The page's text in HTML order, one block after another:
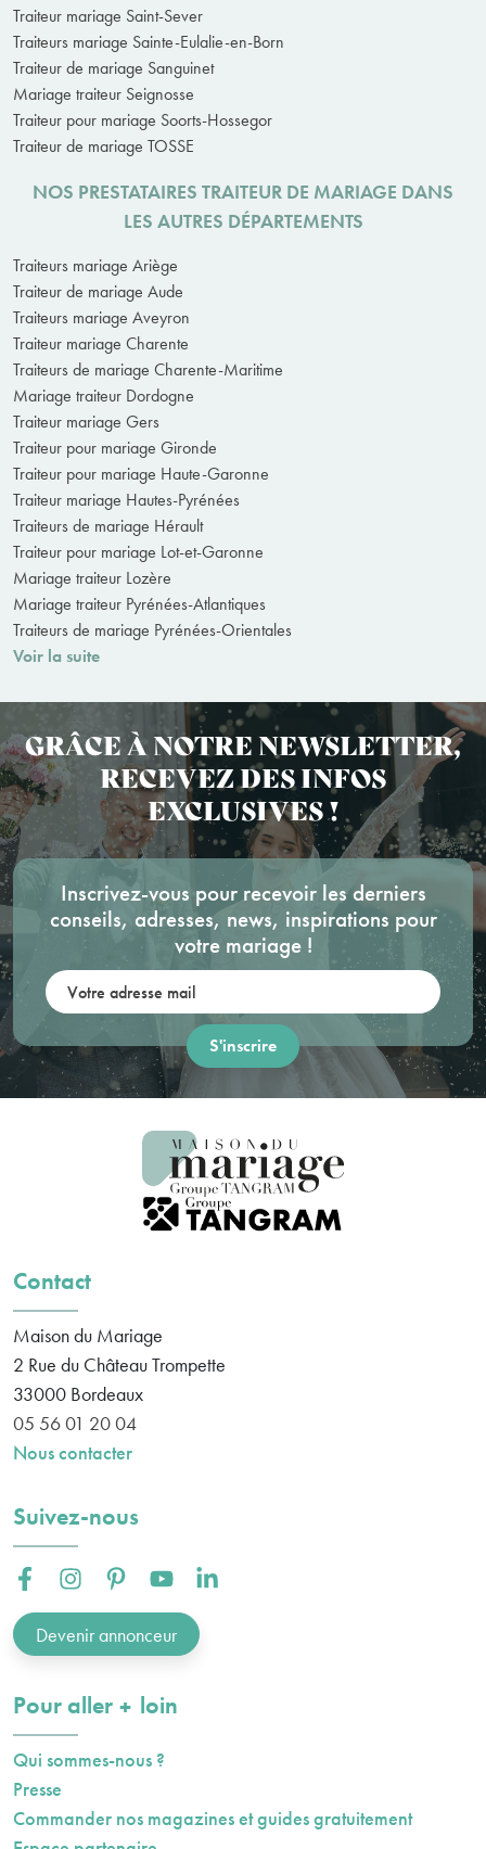
Traiteur mariage Saint-Sever
Traiteurs mariage Sainte-Eulalie-en-Born
Traiteur de mariage Sanguinet
Mariage traiteur Seignosse
Traiteur pour mariage Soorts-Hossegor
Traiteur de mariage TOSSE
NOS PRESTATAIRES TRAITEUR DE MARIAGE DANS
LES AUTRES DÉPARTEMENTS
Traiteurs mariage Ariège
Traiteur de mariage Aude
Traiteurs mariage Aveyron
Traiteur mariage Charente
Traiteurs de mariage Charente-Maritime
Mariage traiteur Dordogne
Traiteur mariage Gers
Traiteur pour mariage Gironde
Traiteur pour mariage Haute-Garonne
Traiteur mariage Hautes-Pyrénées
Traiteurs de mariage Hérault
Traiteur pour mariage Lot-et-Garonne
Mariage traiteur Lozère
Mariage traiteur Pyrénées-Atlantiques
Traiteurs de mariage Pyrénées-Orientales
Voir la suite
GRÂCE À NOTRE NEWSLETTER,
RECEVEZ DES INFOS
EXCLUSIVES !
Inscrivez-vous pour recevoir les derniers
conseils, adresses, news, inspirations pour
votre mariage !
Contact
Maison du Mariage
2 Rue du Château Trompette
33000 Bordeaux
05 56 01 20 04
Nous contacter
Suivez-nous
Facebook :Instagram :Pinterest :Youtube :Linkedin :
Devenir annonceur
Pour aller plusloin
Qui sommes-nous ?
Presse
Commander nos magazines et guides gratuitement